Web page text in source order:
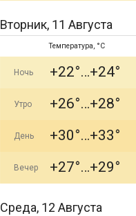
Вторник, 11 Августа
Температура, °C
Ночь +22° +24°
Утро +26° +28°
День +30° +33°
Вечер +27° +29°
Среда, 12 Августа